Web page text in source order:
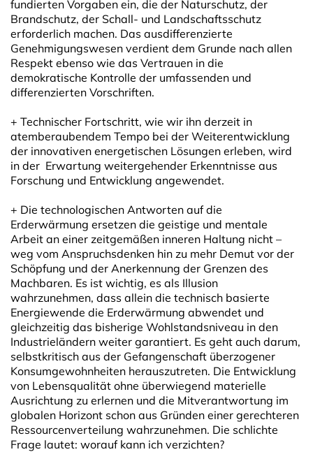
fundierten Vorgaben ein, die der Naturschutz, der
Brandschutz, der Schall- und Landschaftsschutz
erforderlich machen. Das ausdifferenzierte
Genehmigungswesen verdient dem Grunde nach allen
Respekt ebenso wie das Vertrauen in die
demokratische Kontrolle der umfassenden und
differenzierten Vorschriften.
+ Technischer Fortschritt, wie wir ihn derzeit in
atemberaubendem Tempo bei der Weiterentwicklung
der innovativen energetischen Lösungen erleben, wird
in der Erwartung weitergehender Erkenntnisse aus
Forschung und Entwicklung angewendet.
+ Die technologischen Antworten auf die
Erderwärmung ersetzen die geistige und mentale
Arbeit an einer zeitgemäßen inneren Haltung nicht –
weg vom Anspruchsdenken hin zu mehr Demut vor der
Schöpfung und der Anerkennung der Grenzen des
Machbaren. Es ist wichtig, es als Illusion
wahrzunehmen, dass allein die technisch basierte
Energiewende die Erderwärmung abwendet und
gleichzeitig das bisherige Wohlstandsniveau in den
Industrieländern weiter garantiert. Es geht auch darum,
selbstkritisch aus der Gefangenschaft überzogener
Konsumgewohnheiten herauszutreten. Die Entwicklung
von Lebensqualität ohne überwiegend materielle
Ausrichtung zu erlernen und die Mitverantwortung im
globalen Horizont schon aus Gründen einer gerechteren
Ressourcenverteilung wahrzunehmen. Die schlichte
Frage lautet: worauf kann ich verzichten?